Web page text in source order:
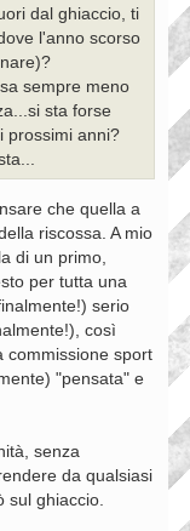
dal ghiaccio, ti
l'anno scorso
sempre meno
sta forse
prossimi anni?
che quella a
riscossa. A mio
di un primo,
per tutta una
serio
così
commissione sport
"pensata" e
senza
da qualsiasi
sul ghiaccio.